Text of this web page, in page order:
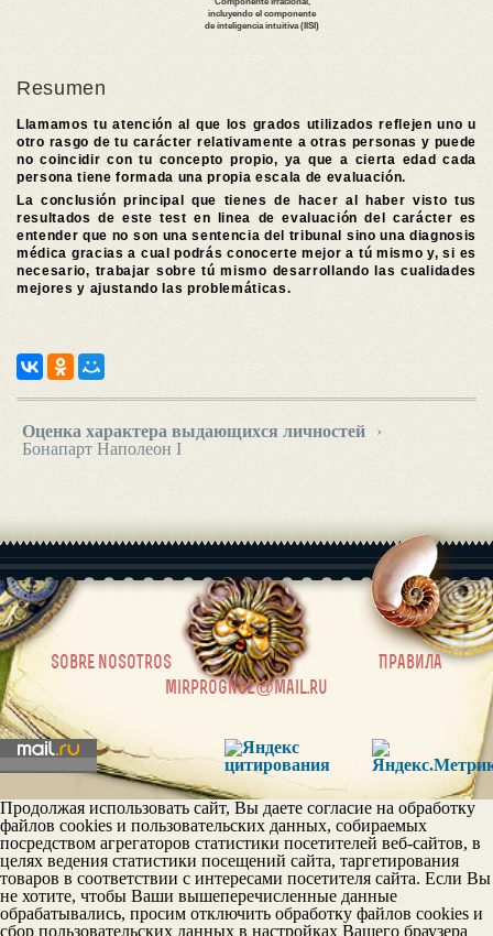
Resumen
Llamamos tu atención al que los grados utilizados reflejen uno u
otro rasgo de tu carácter relativamente a otras personas y puede
no coincidir con tu concepto propio, ya que a cierta edad cada
persona tiene formada una propia escala de evaluación.
La conclusión principal que tienes de hacer al haber visto tus
resultados de este test en linea de evaluación del carácter es
entender que no son una sentencia del tribunal sino una diagnosis
médica gracias a cual podrás conocerte mejor a tú mismo y, si es
necesario, trabajar sobre tú mismo desarrollando las cualidades
mejores y ajustando las problemáticas.
Оценка характера выдающихся личностей
›
Бонапарт Наполеон I
sobre nosotros |
Правила
mirprognoz@mail.ru
Продолжая использовать сайт, Вы даете согласие на обработку
файлов cookies и пользовательских данных, собираемых
посредством агрегаторов статистики посетителей веб-сайтов, в
целях ведения статистики посещений сайта, таргетирования
товаров в соответствии с интересами посетителя сайта. Если Вы
не хотите, чтобы Ваши вышеперечисленные данные
обрабатывались, просим отключить обработку файлов cookies и
сбор пользовательских данных в настройках Вашего браузера